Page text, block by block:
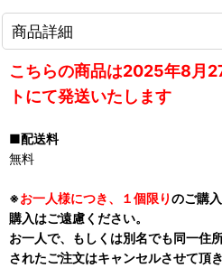
商品詳細
こちらの商品は2025年8月
トにて発送いたします
■配送料
無料
※お一人様につき、１個限りのご購
購入はご遠慮ください。
お一人で、もしくは別名でも同一住
されたご注文はキャンセルさせて頂き